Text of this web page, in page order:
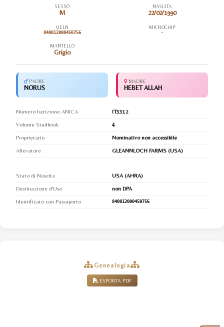
SESSO
M
NASCITA
22/02/1990
UELN
840012000450756
MICROCHIP
-
MANTELLO
Grigio
PADRE
NORUS
MADRE
HEBET ALLAH
Numero Iscrizione ANICA
IT3312
Volume Studbook
4
Proprietario
Nominativo non accessibile
Allevatore
GLEANNLOCH FARMS (USA)
Stato di Nascita
USA (AHRA)
Destinazione d'Uso
non DPA
Identificato con Passaporto
840012000450756
Genealogia
ESPORTA PDF